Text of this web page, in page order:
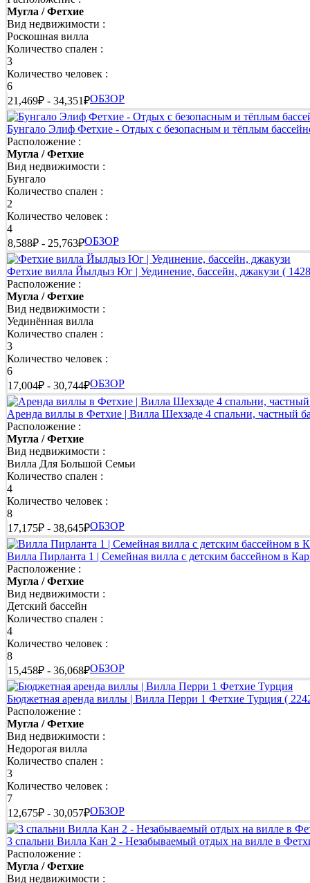
позволяют наслаждаться отдыхом в комфортной атмосфере
👉 Виллы для медового месяца | Незабываемое начало
Медовый месяц должен быть особенным. Романтические
наполнен яркими впечатлениями и счастливыми моментами.
👉 Виллы рядом с морем | Отдых в нескольких шагах от
Проводите больше времени у моря и меньше - в дороге. Виллы
красивые закаты в лучших уголках Фетхие.
👉 Недорогие виллы | Комфортный отдых по разумной цене
Качественный отдых не обязательно должен быть дорогим.
выходя за рамки запланированного бюджета.
👉 Виллы и дома для отдыха с подогреваемым бассейном |
Фетхие прекрасно подходит для отдыха не только летом.
независимо от температуры воздуха.
👉 Бунгало и дома среди природы | Отдых в гармонии с
Если вы хотите сменить привычный ритм жизни и
спокойная атмосфера помогут полностью отвлечься от
Почему для отдыха на вилле в Фетхие выбирают
Фетхие - один из самых живописных курортов Турции, где
отдыха. Dream of Holiday предлагает тщательно подобранную
найти идеальное место для своего отпуска.
👉 Найдите жильё, которое подходит именно вам
Планируете семейный отдых, романтическое путешествие,
дома для отдыха, современные бунгало и комфортабельные
подготовку перед каждым заездом и соответствуют высоким
👉 Отдыхайте спокойно, обо всём остальном позаботимся мы
Сотрудники Dream of Holiday сопровождают гостей на каждом
время вашего отдыха. Благодаря профессиональному
👉 Откройте для себя лучшие места Фетхие
Во время отдыха вы сможете познакомиться с самыми
закатами на пляже Чалыш, отправьтесь в Фаралью,
👉 Полезная информация для путешествия в Фетхие
🔗Путеводитель по Фетхие
🔗Трансфер из аэропорта Фетхие : безопасный и комфортный
🔗 Чем заняться в Фетхие: морские прогулки, полёты на
👉 Откройте для себя другие курорты провинции Мугла
Если вы хотите познакомиться с другими популярными
Мугла.
🔗 Частные виллы и дома для отдыха в Мугле
👉 Начните планировать отпуск в Фетхие уже сегодня
Независимо от того, мечтаете ли вы о спокойном семейном
идеальную виллу или дом для отдыха в Фетхие.
Мугла / Фетхие
Вид недвижимости :
Роскошная вилла
Количество спален :
3
Количество человек :
6
21,469₽ - 34,351₽ОБЗОР
Бунгало Элиф Фетхие - Отдых с безопасным и тёплым
Расположение :
Мугла / Фетхие
Вид недвижимости :
Бунгало
Количество спален :
2
Количество человек :
4
8,588₽ - 25,763₽ОБЗОР
Фетхие вилла Йылдыз Юг | Уединение, бассейн, джакузи (
Расположение :
Мугла / Фетхие
Вид недвижимости :
Уединённая вилла
Количество спален :
3
Количество человек :
6
17,004₽ - 30,744₽ОБЗОР
Аренда виллы в Фетхие | Вилла Шехзаде 4 спальни, частный
Расположение :
Мугла / Фетхие
Вид недвижимости :
Вилла Для Большой Семьи
Количество спален :
4
Количество человек :
8
17,175₽ - 38,645₽ОБЗОР
Вилла Пирланта 1 | Семейная вилла с детским бассейном в
Расположение :
Мугла / Фетхие
Вид недвижимости :
Детский бассейн
Количество спален :
4
Количество человек :
8
15,458₽ - 36,068₽ОБЗОР
Бюджетная аренда виллы | Вилла Перри 1 Фетхие Турция (
Расположение :
Мугла / Фетхие
Вид недвижимости :
Недорогая вилла
Количество спален :
3
Количество человек :
7
12,675₽ - 30,057₽ОБЗОР
3 спальни Вилла Кан 2 - Незабываемый отдых на вилле в
Расположение :
Мугла / Фетхие
Вид недвижимости :